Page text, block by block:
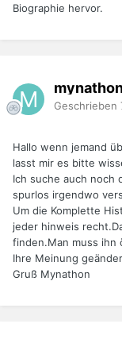
Biographie hervor.
Geschrieben
Hallo wenn jemand
lasst mir es bitte
Ich suche auch noch
spurlos irgendwo
Um die Komplette
jeder hinweis
finden.Man muss ihn
Ihre Meinung
Gruß Mynathon